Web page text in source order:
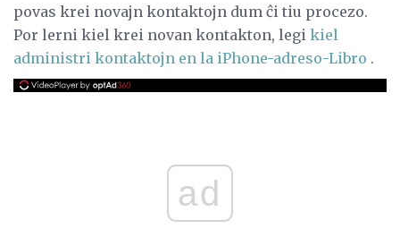
povas krei novajn kontaktojn dum ĉi tiu procezo.
Por lerni kiel krei novan kontakton, legi kiel
administri kontaktojn en la iPhone-adreso-Libro .
ad